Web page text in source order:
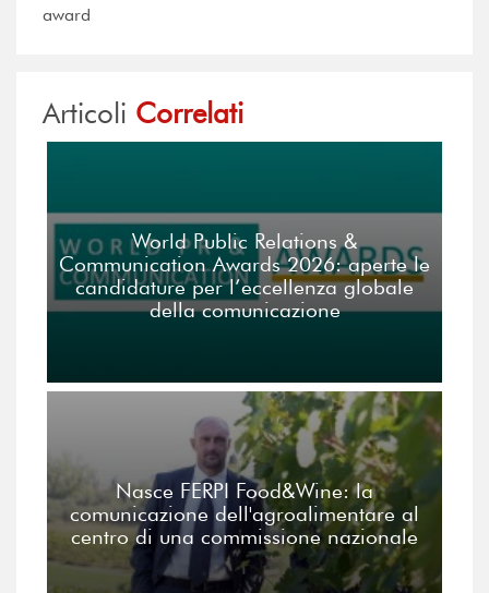
award
Articoli Correlati
World Public Relations &
Communication Awards 2026: aperte le
candidature per l’eccellenza globale
della comunicazione
Nasce FERPI Food&Wine: la
comunicazione dell'agroalimentare al
centro di una commissione nazionale